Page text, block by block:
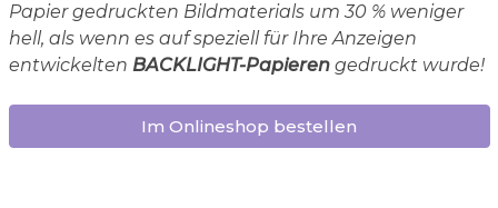
Papier gedruckten Bildmaterials um 30 % weniger
hell, als wenn es auf speziell für Ihre Anzeigen
entwickelten BACKLIGHT-Papierengedruckt wurde!
Im Onlineshop bestellen